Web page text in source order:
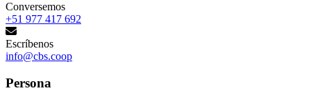
Conversemos
+51 977 417 692
Escríbenos
info@cbs.coop
Persona